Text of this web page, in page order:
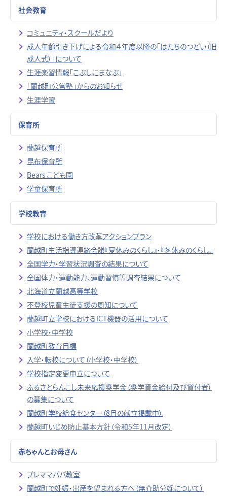
社会教育
コミュニティ・スクールだより
成人年齢引き下げによる令和４年度以降の「はたちのつどい（旧
成人式）」について
生涯楽習情報「こぶしにまなぶ」
「蘭越町公営塾」からのお知らせ
生涯学習
保育所
蘭越保育所
昆布保育所
Bears こども園
学童保育所
学校教育
学校における働き方改革アクションプラン
蘭越町生活指導連絡会議『夏休みのくらし』・『冬休みのくらし』
全国学力・学習状況調査の結果について
全国体力・運動能力、運動習慣等調査結果について
北海道立蘭越高等学校
不登校児童生徒支援の周知について
蘭越町立学校におけるICT機器の活用について
小学校・中学校
蘭越町教育目標
入学・転校について（小学校・中学校）
学校指定変更申立について
ふるさとらんこし未来応援奨学金（奨学資金給付及び貸付者）
の募集について
蘭越町学校給食センター（8月の献立掲載中）
蘭越町いじめ防止基本方針（令和5年11月改定）
赤ちゃんとお母さん
プレママパパ教室
蘭越町で妊娠・出産を望まれる方へ（無介助分娩について）